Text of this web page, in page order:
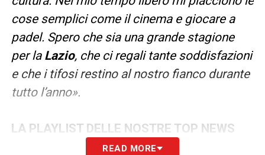
cose semplici come il cinema e giocare a
padel. Spero che sia una grande stagione
per la Lazio, che ci regali tante soddisfazioni
e che i tifosi restino al nostro fianco durante
tutto l’anno».
LA PLAYLIST DELLE NOSTRE TOP NEWS
READ MORE